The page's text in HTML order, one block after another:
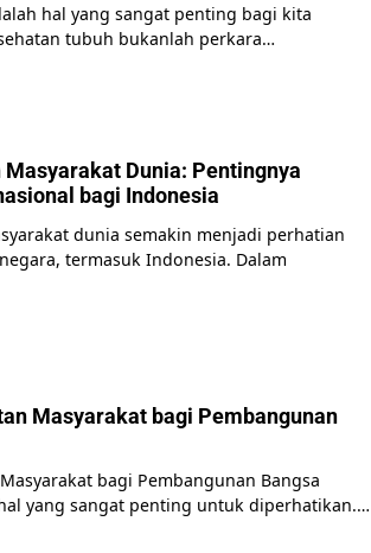
hal yang sangat penting bagi kita
tubuh bukanlah perkara…
Masyarakat Dunia: Pentingnya
bagi Indonesia
dunia semakin menjadi perhatian
termasuk Indonesia. Dalam
Masyarakat bagi Pembangunan
bagi Pembangunan Bangsa
yang sangat penting untuk diperhatikan.…